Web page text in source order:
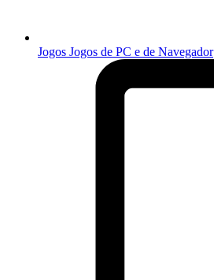
Jogos Jogos de PC e de Navegador